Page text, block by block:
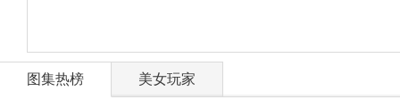
图集热榜 美女玩家